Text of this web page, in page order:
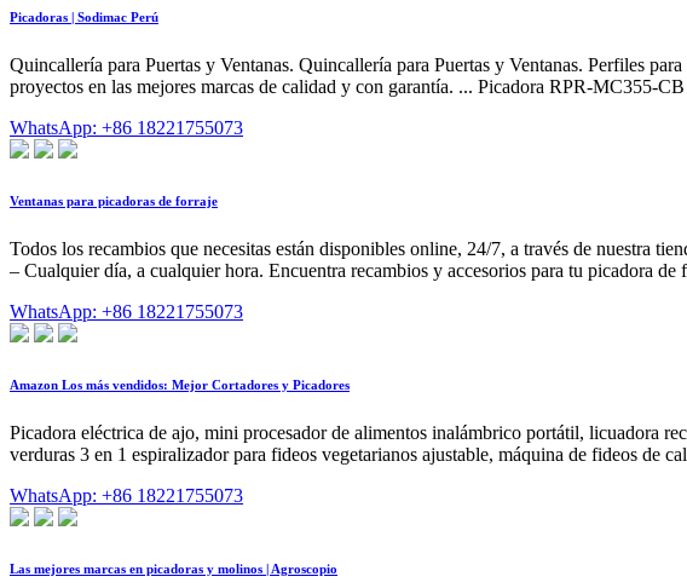
Picadoras | Sodimac Perú
Quincallería para Puertas y Ventanas. Quincallería para Puertas y Ventanas. Perfiles
proyectos en las mejores marcas de calidad y con garantía. ... Picadora RPR-MC355-
WhatsApp: +86 18221755073
Ventanas para picadoras de forraje
Todos los recambios que necesitas están disponibles online, 24/7, a través de nuestra
– Cualquier día, a cualquier hora. Encuentra recambios y accesorios para tu picadora
WhatsApp: +86 18221755073
Amazon Los más vendidos: Mejor Cortadores y Picadores
Picadora eléctrica de ajo, mini procesador de alimentos inalámbrico portátil, licuadora
verduras 3 en 1 espiralizador para fideos vegetarianos ajustable, máquina de fideos de
WhatsApp: +86 18221755073
Las mejores marcas en picadoras y molinos | Agroscopio